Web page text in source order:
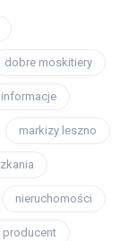
dobre moskitiery
informacje
markizy leszno
nieruchomości
producent